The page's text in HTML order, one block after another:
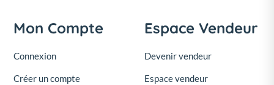
Mon Compte
Connexion
Créer un compte
Espace Vendeur
Devenir vendeur
Espace vendeur